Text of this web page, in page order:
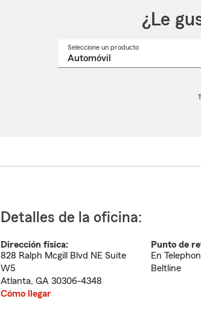
¿Le
Seleccione un productoSeleccione
Detalles de la oficina:
Dirección física:
828 Ralph Mcgill Blvd NE Suite
W5
Atlanta, GA 30306-4348
Cómo llegar
Punto de
En
Beltline